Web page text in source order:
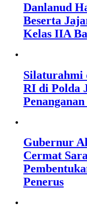
Danlanud
Beserta
Kelas IIA
Silaturahmi
RI di Polda
Gubernur
Cermat
Penerus